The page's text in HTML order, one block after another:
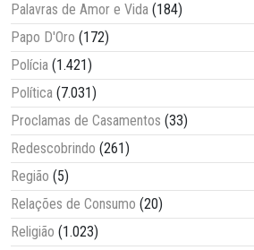
Palavras de Amor e Vida (184)
Papo D'Oro (172)
Polícia (1.421)
Política (7.031)
Proclamas de Casamentos (33)
Redescobrindo (261)
Região (5)
Relações de Consumo (20)
Religião (1.023)